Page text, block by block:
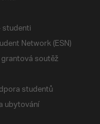
studenti
Network (ESN)
soutěž
studentů
ubytování